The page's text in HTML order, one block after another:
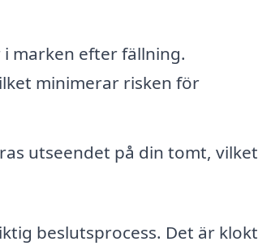
marken efter fällning.
minimerar risken för
utseendet på din tomt, vilket
beslutsprocess. Det är klokt